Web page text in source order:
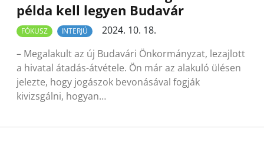
példa kell legyen Budavár
FÓKUSZ INTERJÚ
2024. 10. 18.
– Megalakult az új Budavári Önkormányzat, lezajlott
a hivatal átadás-átvétele. Ön már az alakuló ülésen
jelezte, hogy jogászok bevonásával fogják
kivizsgálni, hogyan…